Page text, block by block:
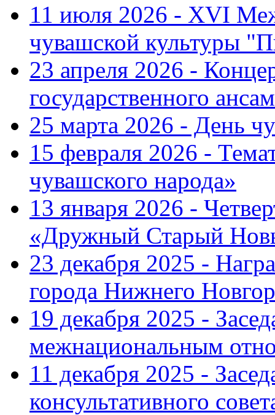
11 июля 2026 - XVI
чувашской культуры
23 апреля 2026 -
государственного
25 марта 2026 - День
15 февраля 2026 -
чувашского народа»
13 января 2026 -
«Дружный Старый
23 декабря 2025 -
города Нижнего
19 декабря 2025 -
межнациональным
11 декабря 2025 -
консультативного